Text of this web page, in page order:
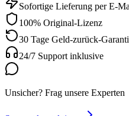
Sofortige Lieferung per E-
100% Original-Lizenz
30 Tage Geld-zurück-
24/7 Support inklusive
Unsicher? Frag unsere Experten